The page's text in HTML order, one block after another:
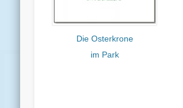
Die Osterkrone
im Park